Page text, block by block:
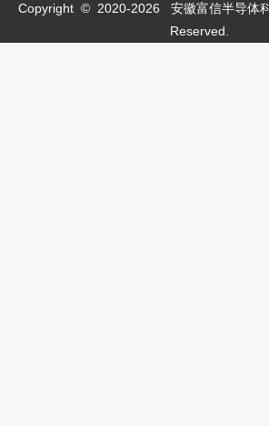
Copyright © 2020-2026
安徽富信半导体
Reserved.